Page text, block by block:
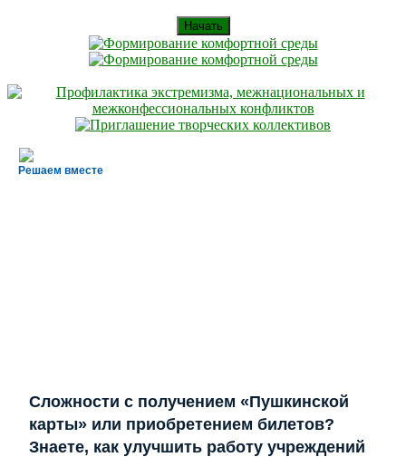
Начать
Решаем вместе
Сложности с получением «Пушкинской
карты» или приобретением билетов?
Знаете, как улучшить работу учреждений